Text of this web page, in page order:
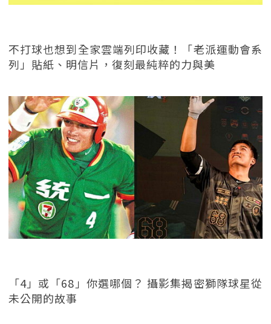
不打球也想到全家雲端列印收藏！「老派運動會系
列」貼紙、明信片，復刻最純粹的力與美
「4」或「68」你選哪個？ 攝影集揭密獅隊球星從
未公開的故事